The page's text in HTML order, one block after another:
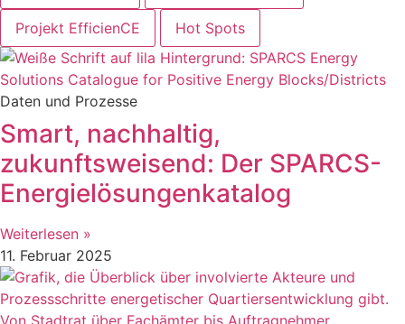
Projekt EfficienCE Hot Spots
Daten und Prozesse
Smart, nachhaltig,
zukunftsweisend: Der SPARCS-
Energielösungenkatalog
Weiterlesen »
11. Februar 2025